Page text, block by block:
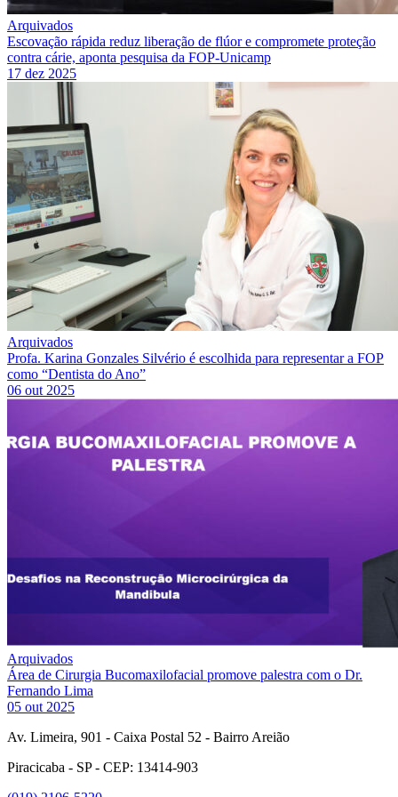
Arquivados
Escovação rápida reduz liberação de flúor e compromete proteção
contra cárie, aponta pesquisa da FOP-Unicamp
17 dez 2025
Arquivados
Profa. Karina Gonzales Silvério é escolhida para representar a FOP
como “Dentista do Ano”
06 out 2025
Arquivados
Área de Cirurgia Bucomaxilofacial promove palestra com o Dr.
Fernando Lima
05 out 2025
Av. Limeira, 901 - Caixa Postal 52 - Bairro Areião
Piracicaba - SP - CEP: 13414-903